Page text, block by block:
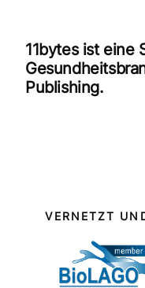
11bytes ist eine
Publishing.
VERNETZT
Individuelle
Conversion
WordPress Agentur